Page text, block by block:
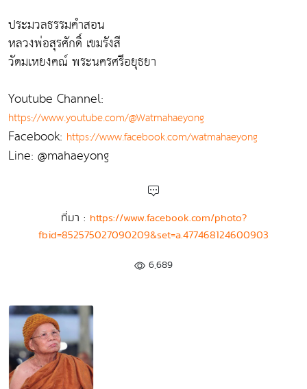
ประมวลธรรมคำสอน
หลวงพ่อสุรศักดิ์ เขมรังสี
วัดมเหยงคณ์ พระนครศรีอยุธยา
Youtube Channel:
https://www.youtube.com/@Watmahaeyong
Facebook: https://www.facebook.com/watmahaeyong
Line: @mahaeyong
ที่มา : https://www.facebook.com/photo?
fbid=852575027090209&set=a.477468124600903
6,689